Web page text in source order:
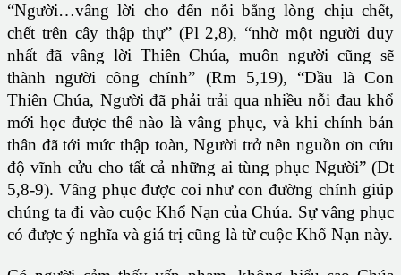
“Người…vâng lời cho đến nỗi bằng lòng chịu chết,
chết trên cây thập thự” (Pl 2,8), “nhờ một người duy
nhất đã vâng lời Thiên Chúa, muôn người cũng sẽ
thành người công chính” (Rm 5,19), “Dầu là Con
Thiên Chúa, Người đã phải trải qua nhiều nỗi đau khổ
mới học được thế nào là vâng phục, và khi chính bản
thân đã tới mức thập toàn, Người trở nên nguồn ơn cứu
độ vĩnh cửu cho tất cả những ai tùng phục Người” (Dt
5,8-9). Vâng phục được coi như con đường chính giúp
chúng ta đi vào cuộc Khổ Nạn của Chúa. Sự vâng phục
có được ý nghĩa và giá trị cũng là từ cuộc Khổ Nạn này.